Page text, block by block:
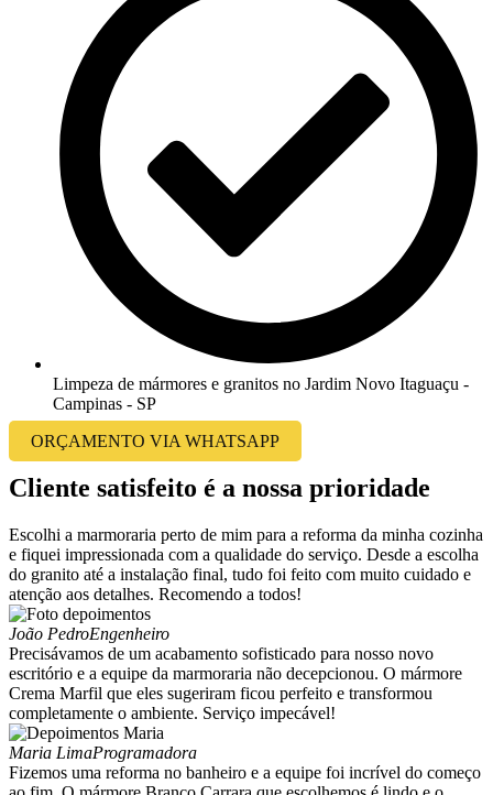
Limpeza de mármores e granitos no Jardim Novo Itaguaçu -
Campinas - SP
ORÇAMENTO VIA WHATSAPP
Cliente satisfeito é a nossa prioridade
Escolhi a marmoraria perto de mim para a reforma da minha cozinha
e fiquei impressionada com a qualidade do serviço. Desde a escolha
do granito até a instalação final, tudo foi feito com muito cuidado e
atenção aos detalhes. Recomendo a todos!
João PedroEngenheiro
Precisávamos de um acabamento sofisticado para nosso novo
escritório e a equipe da marmoraria não decepcionou. O mármore
Crema Marfil que eles sugeriram ficou perfeito e transformou
completamente o ambiente. Serviço impecável!
Maria LimaProgramadora
Fizemos uma reforma no banheiro e a equipe foi incrível do começo